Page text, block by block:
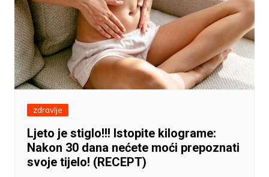
zdravlje
Ljeto je stiglo!!! Istopite kilograme:
Nakon 30 dana nećete moći prepoznati
svoje tijelo! (RECEPT)